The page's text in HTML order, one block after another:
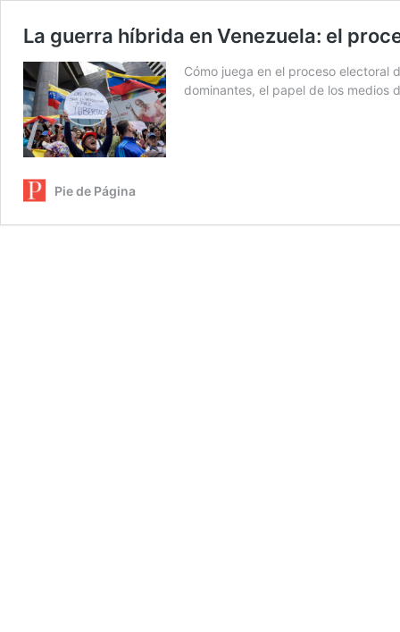
La guerra híbrida en Venezuela: el
Cómo juega en el proceso electoral
dominantes, el papel de los medios
Pie de Página